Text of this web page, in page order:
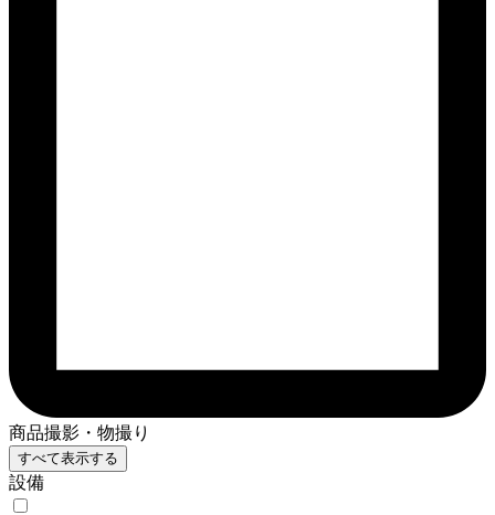
商品撮影・物撮り
すべて表示する
設備